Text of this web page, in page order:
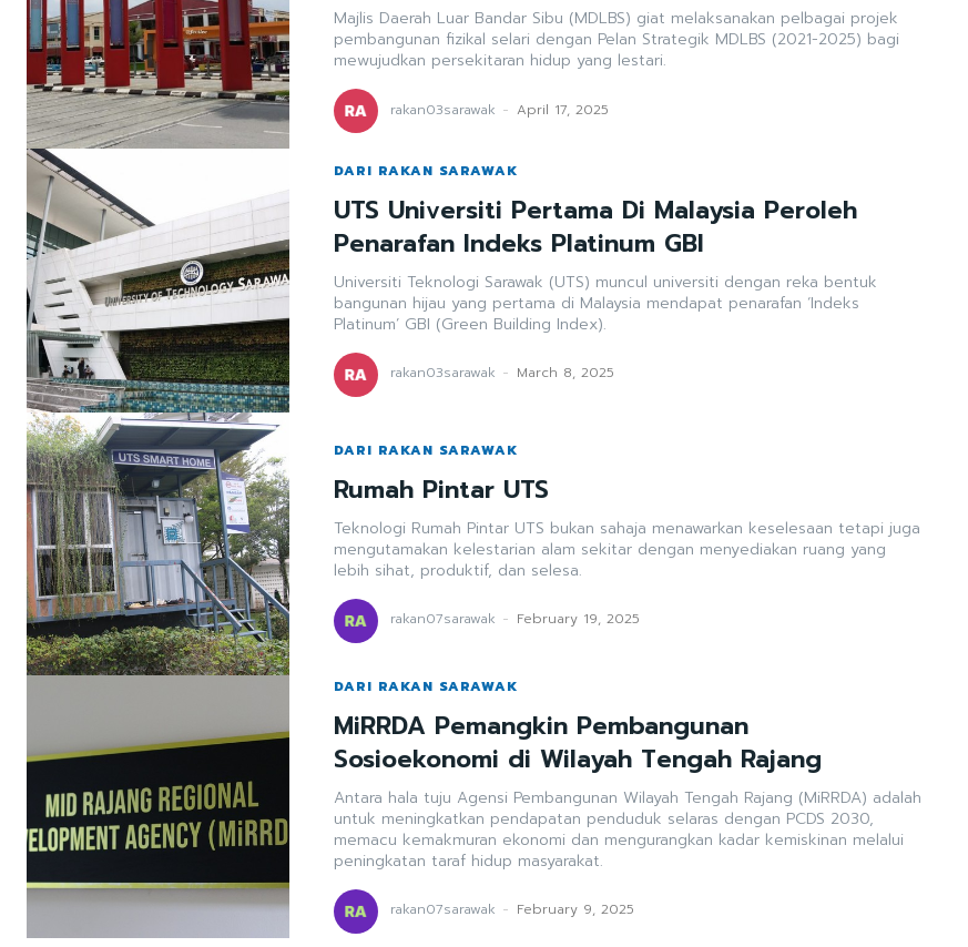
Majlis Daerah Luar Bandar Sibu (MDLBS) giat melaksanakan pelbagai projek
pembangunan fizikal selari dengan Pelan Strategik MDLBS (2021-2025) bagi
mewujudkan persekitaran hidup yang lestari.
rakan03sarawak - April 17, 2025
DARI RAKAN SARAWAK
UTS Universiti Pertama Di Malaysia Peroleh
Penarafan Indeks Platinum GBI
Universiti Teknologi Sarawak (UTS) muncul universiti dengan reka bentuk
bangunan hijau yang pertama di Malaysia mendapat penarafan ‘Indeks
Platinum’ GBI (Green Building Index).
rakan03sarawak - March 8, 2025
DARI RAKAN SARAWAK
Rumah Pintar UTS
Teknologi Rumah Pintar UTS bukan sahaja menawarkan keselesaan tetapi juga
mengutamakan kelestarian alam sekitar dengan menyediakan ruang yang
lebih sihat, produktif, dan selesa.
rakan07sarawak - February 19, 2025
DARI RAKAN SARAWAK
MiRRDA Pemangkin Pembangunan
Sosioekonomi di Wilayah Tengah Rajang
Antara hala tuju Agensi Pembangunan Wilayah Tengah Rajang (MiRRDA) adalah
untuk meningkatkan pendapatan penduduk selaras dengan PCDS 2030,
memacu kemakmuran ekonomi dan mengurangkan kadar kemiskinan melalui
peningkatan taraf hidup masyarakat.
rakan07sarawak - February 9, 2025